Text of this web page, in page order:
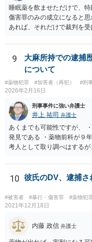
睡眠薬を飲ませただけで、
傷害罪のみの成立になると
あれば、それだけで裁判を
9
大麻所持での逮捕
について
#薬物犯罪 #加害者（再犯） #刑
2026年2月16日
刑事事件に強い弁護士
井上 祐司 弁護士
あくまでも可能性ですが、
発見である ・薬物前科が９
考人として取り調べはする
す。
10 彼氏のDV、逮捕
#被害者 #暴行・傷害罪 #薬物犯
2021年12月18日
内藤 政信 弁護士